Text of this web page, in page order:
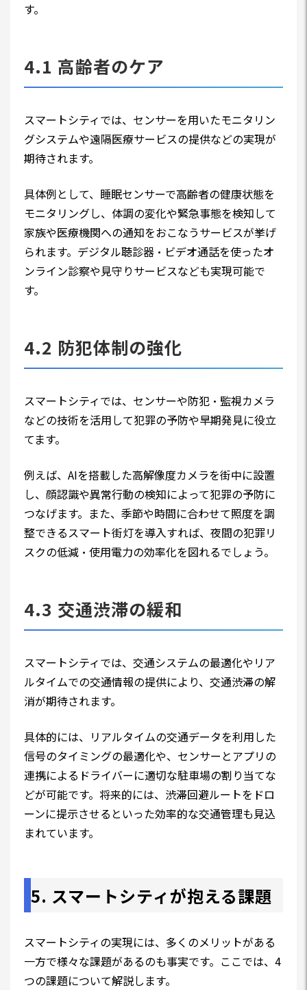
す。
4.1 高齢者のケア
スマートシティでは、センサーを用いたモニタリン
グシステムや遠隔医療サービスの提供などの実現が
期待されます。
具体例として、睡眠センサーで高齢者の健康状態を
モニタリングし、体調の変化や緊急事態を検知して
家族や医療機関への通知をおこなうサービスが挙げ
られます。デジタル聴診器・ビデオ通話を使ったオ
ンライン診察や見守りサービスなども実現可能で
す。
4.2 防犯体制の強化
スマートシティでは、センサーや防犯・監視カメラ
などの技術を活用して犯罪の予防や早期発見に役立
てます。
例えば、AIを搭載した高解像度カメラを街中に設置
し、顔認識や異常行動の検知によって犯罪の予防に
つなげます。また、季節や時間に合わせて照度を調
整できるスマート街灯を導入すれば、夜間の犯罪リ
スクの低減・使用電力の効率化を図れるでしょう。
4.3 交通渋滞の緩和
スマートシティでは、交通システムの最適化やリア
ルタイムでの交通情報の提供により、交通渋滞の解
消が期待されます。
具体的には、リアルタイムの交通データを利用した
信号のタイミングの最適化や、センサーとアプリの
連携によるドライバーに適切な駐車場の割り当てな
どが可能です。将来的には、渋滞回避ルートをドロ
ーンに提示させるといった効率的な交通管理も見込
まれています。
5. スマートシティが抱える課題
スマートシティの実現には、多くのメリットがある
一方で様々な課題があるのも事実です。ここでは、4
つの課題について解説します。